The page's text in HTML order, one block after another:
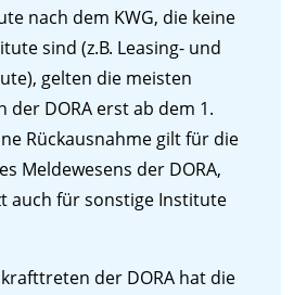
nach dem KWG, die keine
sind (z.B. Leasing- und
gelten die meisten
der DORA erst ab dem 1.
Rückausnahme gilt für die
Meldewesens der DORA,
auch für sonstige Institute
der DORA hat die